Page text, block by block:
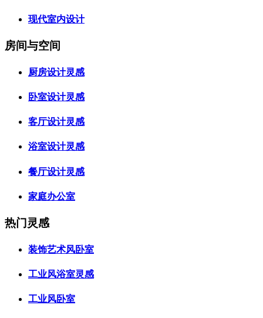
现代室内设计
房间与空间
厨房设计灵感
卧室设计灵感
客厅设计灵感
浴室设计灵感
餐厅设计灵感
家庭办公室
热门灵感
装饰艺术风卧室
工业风浴室灵感
工业风卧室